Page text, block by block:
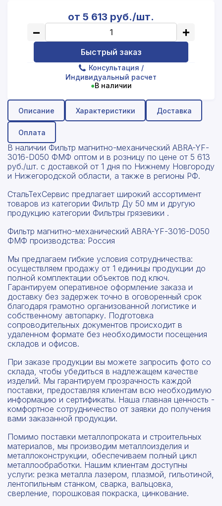
от 5 613 руб./шт.
− +
Быстрый заказ
Консультация /
Индивидуальный расчет
●В наличии
Описание Характеристики Доставка
Оплата
В наличии Фильтр магнитно-механический ABRA-YF-
3016-D050 ФМФ оптом и в розницу по цене от 5 613
руб./шт. с доставкой от 1 дня по Нижнему Новгороду
и Нижегородской области, а также в регионы РФ.
СтальТехСервис предлагает широкий ассортимент
товаров из категории Фильтр Ду 50 мм и другую
продукцию категории Фильтры грязевики .
Фильтр магнитно-механический ABRA-YF-3016-D050
ФМФ производства: Россия
Мы предлагаем гибкие условия сотрудничества:
осуществляем продажу от 1 единицы продукции до
полной комплектации объектов под ключ.
Гарантируем оперативное оформление заказа и
доставку без задержек точно в оговоренный срок
благодаря грамотно организованной логистике и
собственному автопарку. Подготовка
сопроводительных документов происходит в
удаленном формате без необходимости посещения
складов и офисов.
При заказе продукции вы можете запросить фото со
склада, чтобы убедиться в надлежащем качестве
изделий. Мы гарантируем прозрачность каждой
поставки, предоставляя клиентам всю необходимую
информацию и сертификаты. Наша главная ценность -
комфортное сотрудничество от заявки до получения
вами заказанной продукции.
Помимо поставки металлопроката и строительных
материалов, мы производим металлоизделия и
металлоконструкции, обеспечиваем полный цикл
металлообработки. Нашим клиентам доступны
услуги: резка металла лазером, плазмой, гильотиной,
лентопильным станком, сварка, вальцовка,
сверление, порошковая покраска, цинкование.